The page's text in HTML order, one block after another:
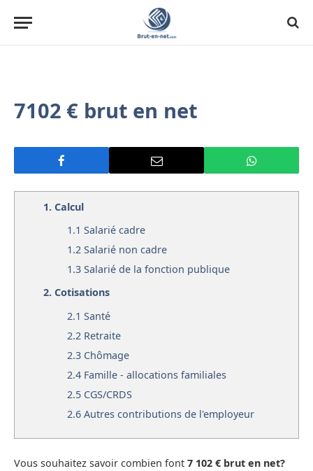
7102 € brut en net
1. Calcul
1.1 Salarié cadre
1.2 Salarié non cadre
1.3 Salarié de la fonction publique
2. Cotisations
2.1 Santé
2.2 Retraite
2.3 Chômage
2.4 Famille - allocations familiales
2.5 CGS/CRDS
2.6 Autres contributions de l'employeur
Vous souhaitez savoir combien font 7 102 € brut en net?